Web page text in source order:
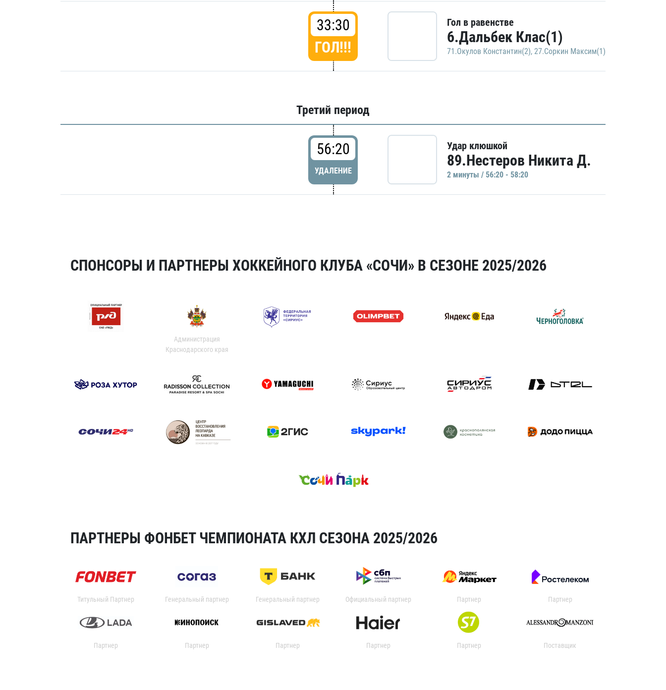
33:30
ГОЛ!!!
Гол в равенстве
6.Дальбек Клас(1)
71.Окулов Константин(2), 27.Соркин Максим(1)
Третий период
56:20
УДАЛЕНИЕ
Удар клюшкой
89.Нестеров Никита Д.
2 минуты / 56:20 - 58:20
СПОНСОРЫ И ПАРТНЕРЫ ХОККЕЙНОГО КЛУБА «СОЧИ» В СЕЗОНЕ 2025/2026
Администрация
Краснодарского края
ПАРТНЕРЫ ФОНБЕТ ЧЕМПИОНАТА КХЛ СЕЗОНА 2025/2026
Титульный Партнер Генеральный партнер Генеральный партнер Официальный партнер Партнер Партнер
Партнер Партнер Партнер Партнер Партнер Поставщик